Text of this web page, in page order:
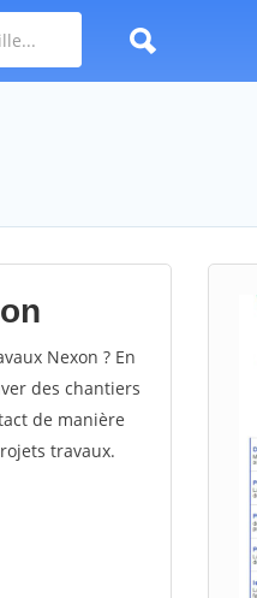
Nexon ? En
des chantiers
de manière
travaux.